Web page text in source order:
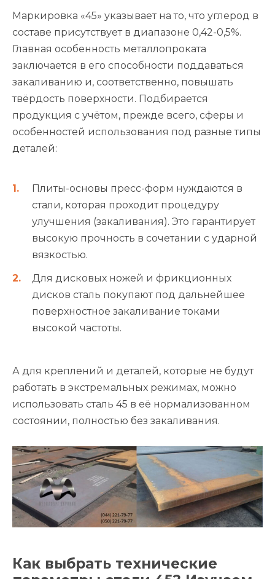
Маркировка «45» указывает на то, что углерод в
составе присутствует в диапазоне 0,42-0,5%.
Главная особенность металлопроката
заключается в его способности поддаваться
закаливанию и, соответственно, повышать
твёрдость поверхности. Подбирается
продукция с учётом, прежде всего, сферы и
особенностей использования под разные типы
деталей:
Плиты-основы пресс-форм нуждаются в
стали, которая проходит процедуру
улучшения (закаливания). Это гарантирует
высокую прочность в сочетании с ударной
вязкостью.
Для дисковых ножей и фрикционных
дисков сталь покупают под дальнейшее
поверхностное закаливание токами
высокой частоты.
А для креплений и деталей, которые не будут
работать в экстремальных режимах, можно
использовать сталь 45 в её нормализованном
состоянии, полностью без закаливания.
Как выбрать технические